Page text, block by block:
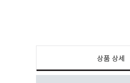
상품 상세